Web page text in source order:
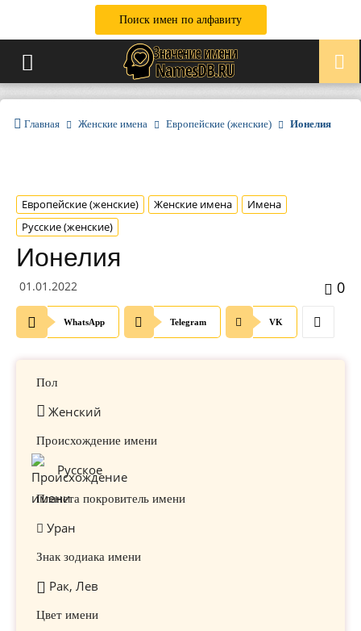
Поиск имен по алфавиту
Главная Женские имена Европейские (женские) Ионелия
Европейские (женские) Женские имена
Имена
Русские (женские)
Ионелия
01.01.2022 0
WhatsApp Telegram VK
Пол
Женский
Происхождение имени
Русское
Планета покровитель имени
Уран
Знак зодиака имени
Рак, Лев
Цвет имени